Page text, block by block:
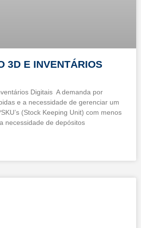
3D E INVENTÁRIOS
Digitais A demanda por
e a necessidade de gerenciar um
(Stock Keeping Unit) com menos
necessidade de depósitos